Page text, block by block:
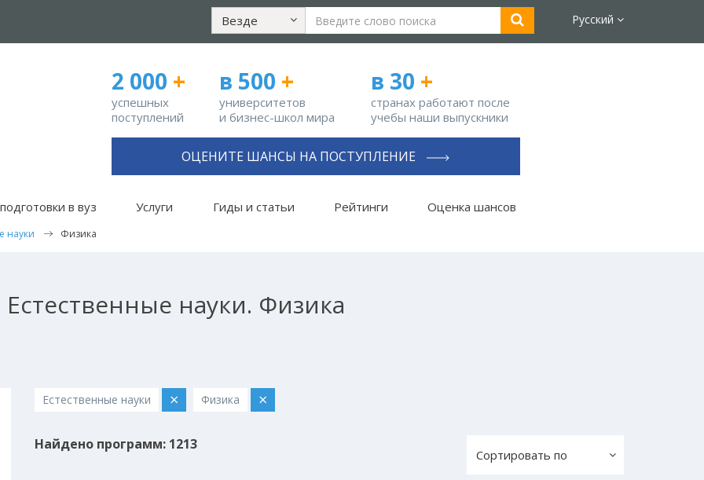
Везде Русский
2 000 +
успешных
поступлений
в 500 +
университетов
и бизнес-школ мира
в 30 +
странах работают после
учебы наши выпускники
ОЦЕНИТЕ ШАНСЫ НА ПОСТУПЛЕНИЕ
в вуз Услуги Гиды и статьи Рейтинги Оценка шансов
науки Физика
Естественные науки. Физика
Естественные науки × Физика ×
Найдено программ: 1213
Сортировать по